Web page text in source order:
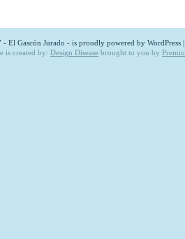
El Gascón Jurado - is proudly powered by WordPress |
is created by: Design Disease brought to you by